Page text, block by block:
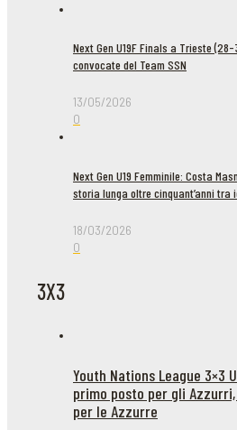
Next Gen U19F Finals a Trieste
convocate del Team SSN
13/05/2026
0
Next Gen U19 Femminile: Costa
storia lunga oltre cinquant’anni tra
18/03/2026
0
3X3
Youth Nations League 3×3
primo posto per gli
per le Azzurre